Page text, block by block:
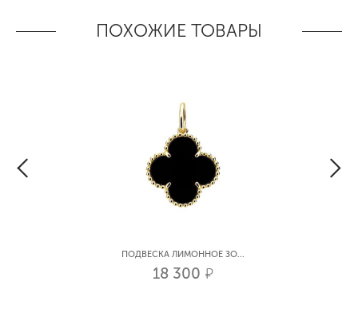
ПОХОЖИЕ ТОВАРЫ
ПОДВЕСКА ЛИМОННОЕ ЗО...
18 300 р.